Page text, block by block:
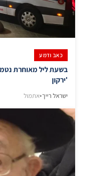
כאב ודמע
בשעת ליל מאוחרת
'ירקון
ישראל רייך•אתמול